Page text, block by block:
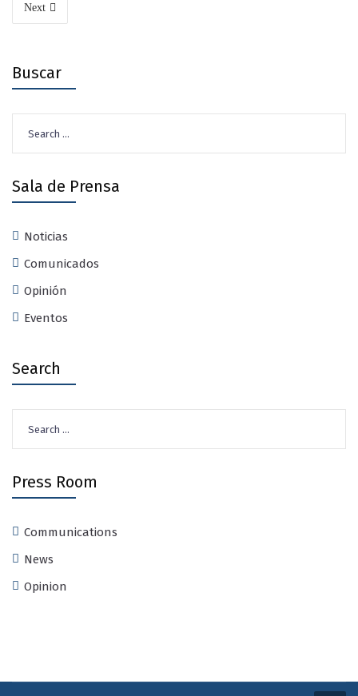
Next
Buscar
for:
Sala de Prensa
Noticias
Comunicados
Opinión
Eventos
Search
for:
Press Room
Communications
News
Opinion